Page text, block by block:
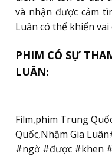
và nhận được cảm
Luân có thể khiến
PHIM CÓ SỰ
LUÂN:
Film,phim Trung
Quốc,Nhậm Gia
#ngờ #được #khen